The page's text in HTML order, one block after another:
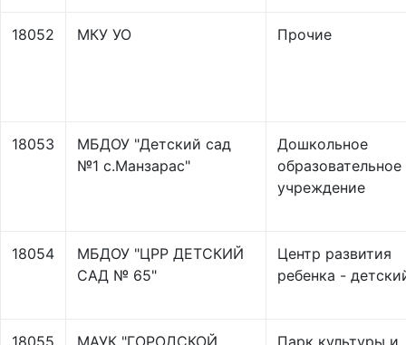
18052 МКУ УО Прочие
18053
МБДОУ "Детский сад
№1 с.Манзарас"
Дошкольное
образовательное
учреждение
18054
МБДОУ "ЦРР ДЕТСКИЙ
САД № 65"
Центр развития
ребенка -
18055 МАУК "ГОРОДСКОЙ Парк культуры и